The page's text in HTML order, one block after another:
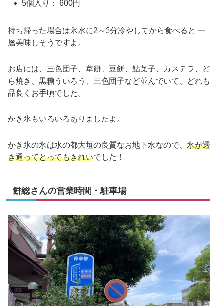
5個入り： 600円
持ち帰った場合は氷水に2～3分冷やしてから食べると 一
層美味しそうですよ。
お店には、三色団子、草餅、豆餅、鮎菓子、カステラ、ど
ら焼き、黒糖ういろう、三色団子など並んでいて、どれも
品良くお手頃でした。
かき氷もいろいろありましたよ。
かき氷の氷は水の都大垣の良質なお地下水なので、 氷が透
き通ってとってもきれいでした！
餅総さんの営業時間・駐車場